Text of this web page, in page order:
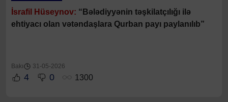
İsrafil Hüseynov: “Bələdiyyənin təşkilatçılığı ilə
ehtiyacı olan vətəndaşlara Qurban payı paylanılıb”
Bakı 31-05-2026
4 0 1300